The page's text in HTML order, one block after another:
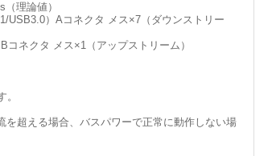
理論値）
USB3.0）Aコネクタ メス×7（ダウンストリー
ネクタ メス×1（アップストリーム）
超える場合、バスパワーで正常に動作しない場